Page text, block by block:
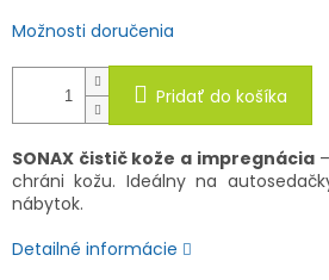
Možnosti doručenia
Pridať do košíka
SONAX čistič kože a impregnácia–
chráni kožu. Ideálny na
nábytok.
Detailné informácie